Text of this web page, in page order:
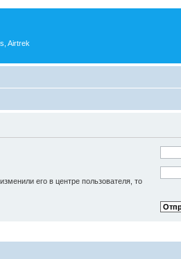
Airtrek
его в центре пользователя, то